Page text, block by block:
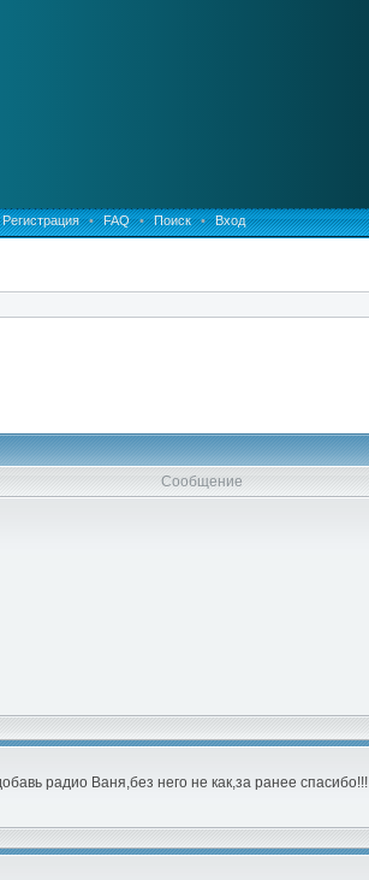
Регистрация • FAQ • Поиск • Вход
Сообщение
радио Ваня,без него не как,за ранее спасибо!!!